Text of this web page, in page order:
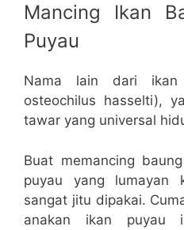
Mancing Ikan
Puyau
Nama lain dari ikan
osteochilus hasselti),
tawar yang universal
Buat memancing
puyau yang lumayan
sangat jitu dipakai.
anakan ikan puyau